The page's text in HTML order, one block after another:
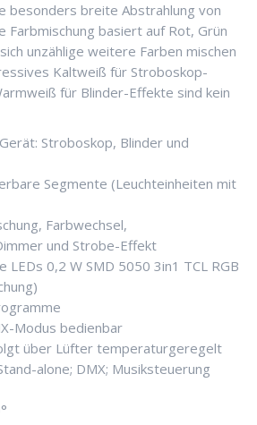
besonders breite Abstrahlung von
Farbmischung basiert auf Rot, Grün
unzählige weitere Farben mischen
Kaltweiß für Stroboskop-
für Blinder-Effekte sind kein
Stroboskop, Blinder und
Segmente (Leuchteinheiten mit
Farbwechsel,
und Strobe-Effekt
LEDs 0,2 W SMD 5050 3in1 TCL RGB
Modus bedienbar
über Lüfter temperaturgeregelt
alone; DMX; Musiksteuerung